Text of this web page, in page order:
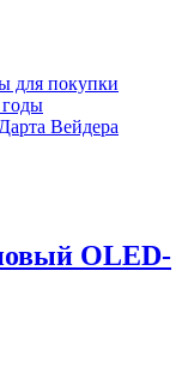
для покупки
годы
Вейдера
OLED-